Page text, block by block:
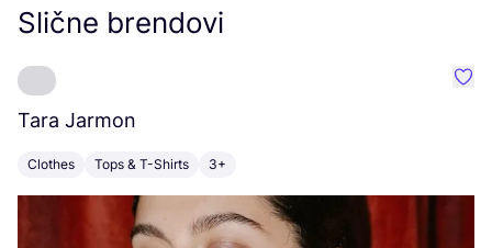
Slične brendovi
Tara Jarmon
Clothes Tops & T-Shirts 3+